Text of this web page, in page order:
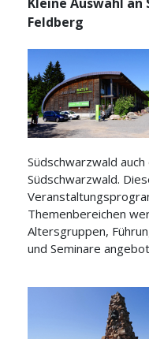
Feldberg
Südschwarzwald
Südschwarzwald.
Themenbereichen
Altersgruppen,
und Seminare